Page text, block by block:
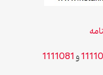
و1111081